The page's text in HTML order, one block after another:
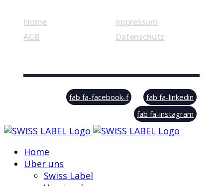
Home
AGB
Impressum
Datenschutz
© Swiss Label, All rights reserved
fab fa-facebook-f
fab fa-linkedin
fab fa-instagram
Home
Über uns
Swiss Label